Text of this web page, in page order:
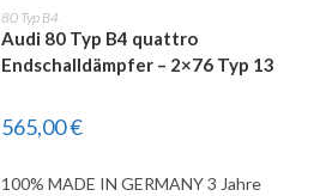
80 Typ B4
Audi 80 Typ B4 quattro
Endschalldämpfer – 2×76 Typ 13
565,00€
100% MADE IN GERMANY 3 Jahre